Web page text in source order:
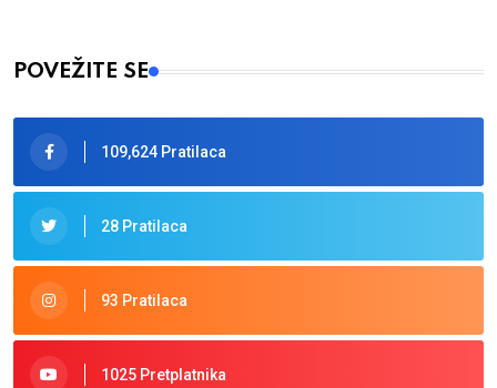
POVEŽITE SE
109,624 Pratilaca
28 Pratilaca
93 Pratilaca
1025 Pretplatnika